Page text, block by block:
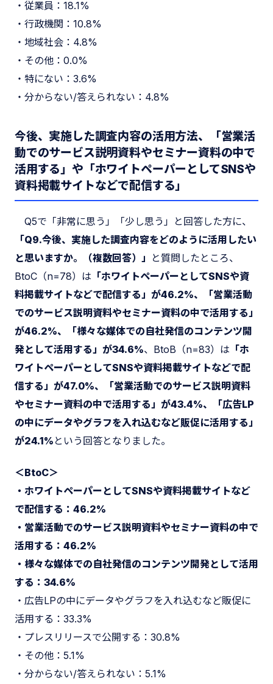
・従業員：18.1%
・行政機関：10.8%
・地域社会：4.8%
・その他：0.0%
・特にない：3.6%
・分からない/答えられない：4.8%
今後、実施した調査内容の活用方法、「営業活
動でのサービス説明資料やセミナー資料の中で
活用する」や「ホワイトペーパーとしてSNSや
資料掲載サイトなどで配信する」
Q5で「非常に思う」「少し思う」と回答した方に、
「Q9.今後、実施した調査内容をどのように活用したい
と思いますか。（複数回答）」
と質問したところ、
BtoC（n=78）は 「ホワイトペーパーとしてSNSや資
料掲載サイトなどで配信する」が46.2%、「営業活動
でのサービス説明資料やセミナー資料の中で活用する」
が46.2%、「様々な媒体での自社発信のコンテンツ開
発として活用する」が34.6%、BtoB（n=83）は 「ホ
ワイトペーパーとしてSNSや資料掲載サイトなどで配
信する」が47.0%、「営業活動でのサービス説明資料
やセミナー資料の中で活用する」が43.4%、「広告LP
の中にデータやグラフを入れ込むなど販促に活用する」
が24.1% という回答となりました。
＜BtoC＞
・ホワイトペーパーとしてSNSや資料掲載サイトなど
で配信する：46.2%
・営業活動でのサービス説明資料やセミナー資料の中で
活用する：46.2%
・様々な媒体での自社発信のコンテンツ開発として活用
する：34.6%
・広告LPの中にデータやグラフを入れ込むなど販促に
活用する：33.3%
・プレスリリースで公開する：30.8%
・その他：5.1%
・分からない/答えられない：5.1%